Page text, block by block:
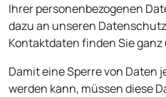
Ihrer personenbezogenen
dazu an unseren
Kontaktdaten finden Sie
Damit eine Sperre von Daten
werden kann, müssen diese